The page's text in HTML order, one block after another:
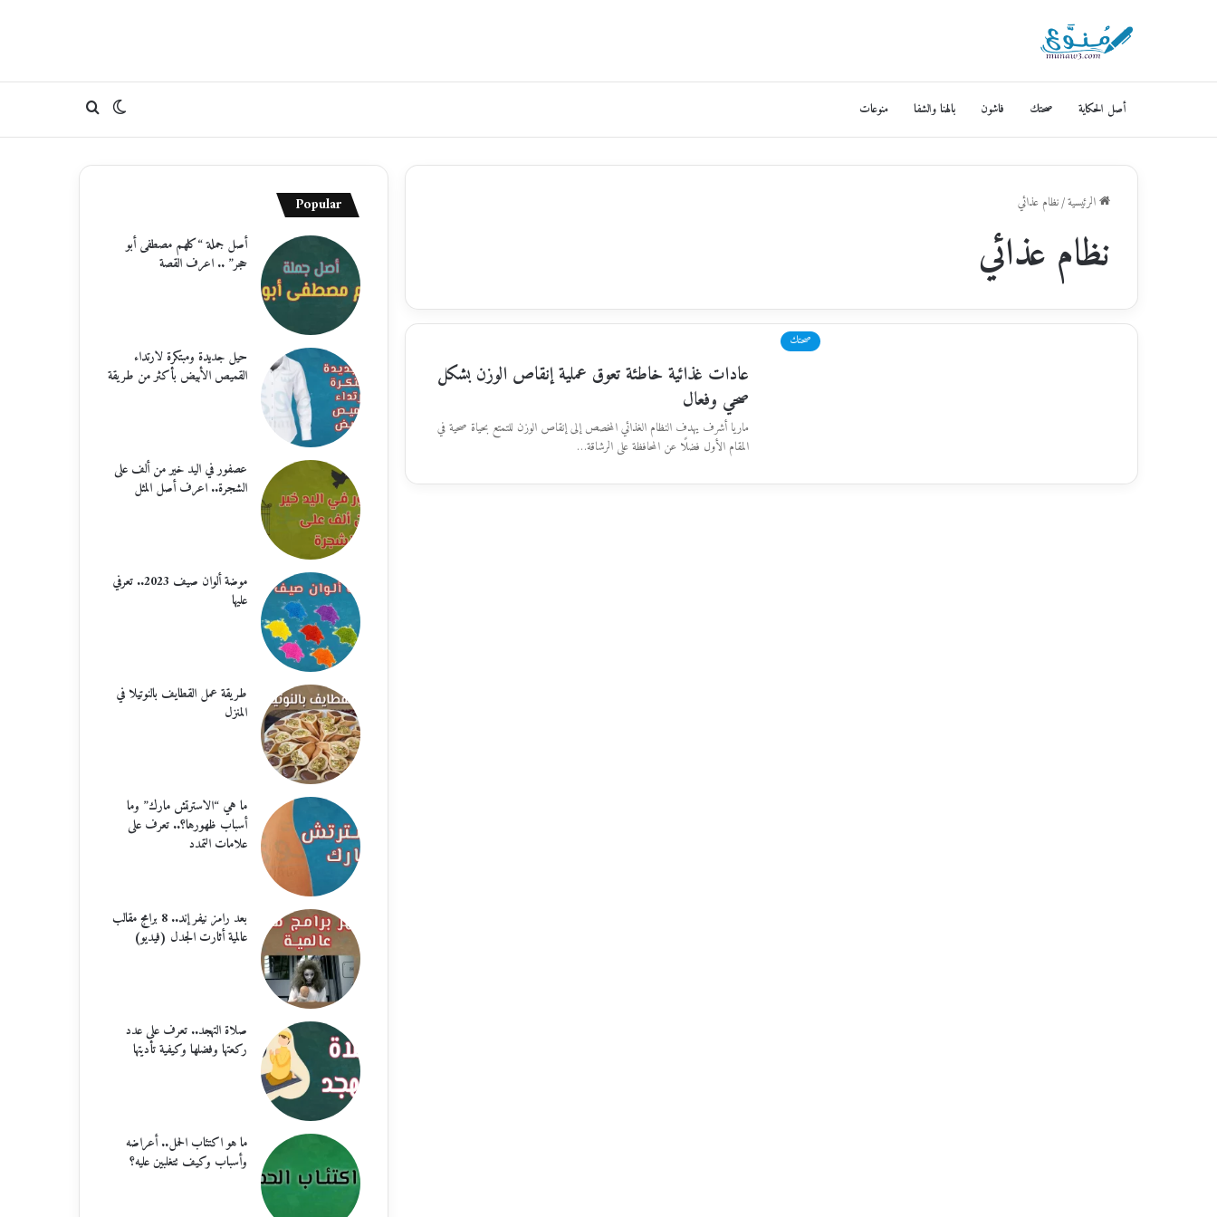
أصل الحكاية صحتك فاشون بالهنا والشفا منوعات بحثالوضع
المظلم
الرئيسية/نظام عذائي
نظام عذائي
صحتك
عادات غذائية خاطئة تعوق عملية إنقاص الوزن بشكل
صحي وفعال
ماريا أشرف يهدف النظام الغذائي المخصص إلى إنقاص الوزن للتمتع بحياة صحية في
المقام الأول فضلًا عن المحافظة على الرشاقة…
Popular
أصل جملة “كلهم مصطفى أبو
حجر” .. اعرف القصة
حيل جديدة ومبتكرة لارتداء
القميص الأبيض بأكثر من طريقة
عصفور في اليد خير من ألف على
الشجرة.. اعرف أصل المثل
موضة ألوان صيف 2023.. تعرفي
عليها
طريقة عمل القطايف بالنوتيلا في
المنزل
ما هي “الاسترتش مارك” وما
أسباب ظهورها؟.. تعرف على
علامات التمدد
بعد رامز نيفر إند.. 8 برامج مقالب
عالمية أثارت الجدل (فيديو)
صلاة التهجد.. تعرف على عدد
ركعتها وفضلها وكيفية تأديتها
ما هو اكتئاب الحمل.. أعراضه
وأسباب وكيف تتغلبين عليه؟